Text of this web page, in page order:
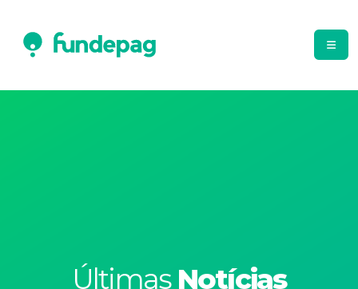
Últimas Notícias